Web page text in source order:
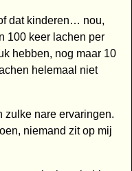
dat kinderen… nou,
100 keer lachen per
hebben, nog maar 10
helemaal niet
zulke nare ervaringen.
niemand zit op mij